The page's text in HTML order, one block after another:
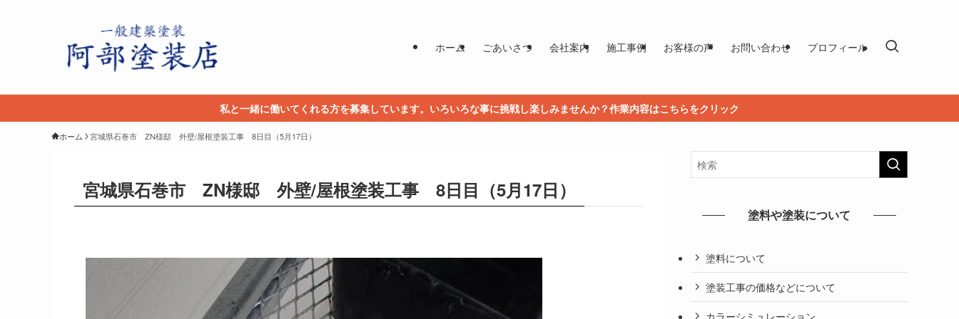
ホーム ごあいさつ 会社案内 施工事例 お客様の声 お問い合わせ プロフィール
私と一緒に働いてくれる方を募集しています。いろいろな事に挑戦し楽しみませんか？作業内容はこちらをクリック
ホーム 宮城県石巻市 ZN様邸 外壁/屋根塗装工事 8日目（5月17日）
宮城県石巻市 ZN様邸 外壁/屋根塗装工事 8日目（5月17日）
塗料や塗装について
塗料について
塗装工事の価格などについて
カラーシミュレーション